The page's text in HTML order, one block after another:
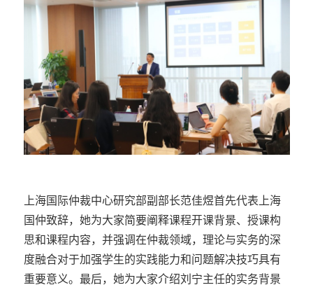
上海国际仲裁中心研究部副部长范佳煜首先代表上海
国仲致辞，她为大家简要阐释课程开课背景、授课构
思和课程内容，并强调在仲裁领域，理论与实务的深
度融合对于加强学生的实践能力和问题解决技巧具有
重要意义。最后，她为大家介绍刘宁主任的实务背景